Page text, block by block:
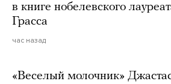
в книге нобелевского
Грасса
час назад
«Веселый молочник»